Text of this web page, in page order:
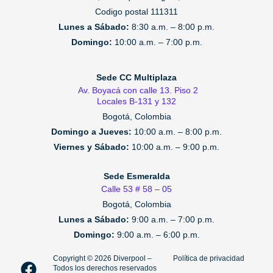
Codigo postal 111311
Lunes a Sábado: 8:30 a.m. – 8:00 p.m.
Domingo: 10:00 a.m. – 7:00 p.m.
Sede CC Multiplaza
Av. Boyacá con calle 13. Piso 2
Locales B-131 y 132
Bogotá, Colombia
Domingo a Jueves: 10:00 a.m. – 8:00 p.m.
Viernes y Sábado: 10:00 a.m. – 9:00 p.m.
Sede Esmeralda
Calle 53 # 58 – 05
Bogotá, Colombia
Lunes a Sábado: 9:00 a.m. – 7:00 p.m.
Domingo: 9:00 a.m. – 6:00 p.m.
F
I
T
Copyright ©️ 2026 Diverpool –
Todos los derechos reservados
Política de privacidad